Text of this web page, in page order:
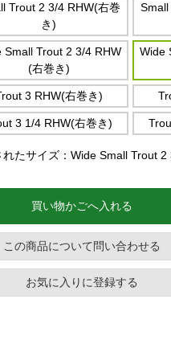
Trout 2 3/4 RHW(右巻
き)
Small Trout 2 3/4 RHW
(右巻き)
Wide
3 RHW(右巻き)
3 1/4 RHW(右巻き)
れたサイズ：Wide Small Trout 2
買い物かごへ入れる
この商品について問い合わせる
お気に入りに登録する